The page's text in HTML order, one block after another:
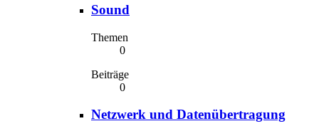
Sound
Themen
0
Beiträge
0
Netzwerk und Datenübertragung